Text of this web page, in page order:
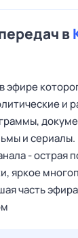
в
эфире
и
и сериалы.
- острая
яркое
часть